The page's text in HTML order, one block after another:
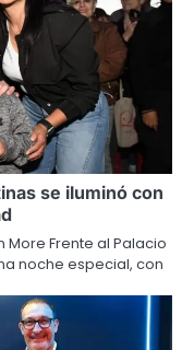
se iluminó con
More Frente al Palacio
noche especial, con